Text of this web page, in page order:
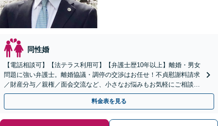
同性婚
【電話相談可】【法テラス利用可】【弁護士歴10年以上】離婚・男女
問題に強い弁護士。離婚協議・調停の交渉はお任せ！不貞慰謝料請求
／財産分与／親権／面会交流など、小さなお悩みもお気軽にご相談く
ださい【夜間・休日面談可】【完全個室】【赤坂駅1分】
料金表を見る